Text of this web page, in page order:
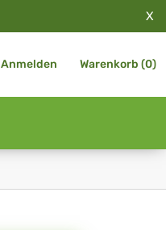
X
Anmelden Warenkorb (0)